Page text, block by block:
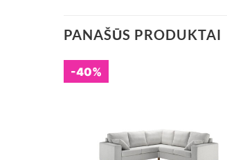
PANAŠŪS PRODUKTAI
-40%